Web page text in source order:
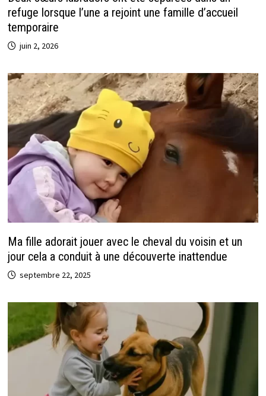
refuge lorsque l’une a rejoint une famille d’accueil
temporaire
juin 2, 2026
Ma fille adorait jouer avec le cheval du voisin et un
jour cela a conduit à une découverte inattendue
septembre 22, 2025